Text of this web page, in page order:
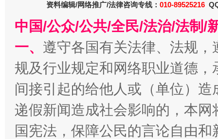
揭开“小金库”的免责幌子
资料编辑/网络推广/法律咨询专线： 010-89525216
中国/公众/公共/全民/法治/法制/
一、 遵守各国有关法律、法规
规及行业规定和网络职业道德
间接引起的给他人或（单位）
递假新闻造成社会影响的，本
国宪法，保障公民的言论自由